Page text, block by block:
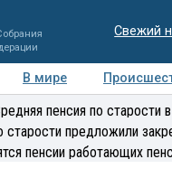
Свежий
В мире
Медиацентр
пенсия по старости
предложили
пенсии работающих